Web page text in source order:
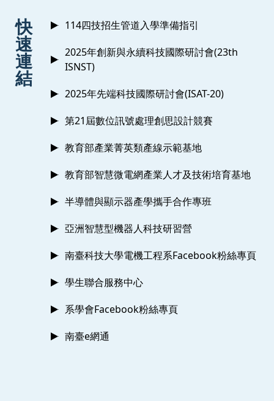
快
速
連
結
114四技招生管道入學準備指引
2025年創新與永續科技國際研討會(23th
ISNST)
2025年先端科技國際研討會(ISAT-20)
第21屆數位訊號處理創思設計競賽
教育部產業菁英類產線示範基地
教育部智慧微電網產業人才及技術培育基地
半導體與顯示器產學攜手合作專班
亞洲智慧型機器人科技研習營
南臺科技大學電機工程系Facebook粉絲專頁
學生聯合服務中心
系學會Facebook粉絲專頁
南臺e網通